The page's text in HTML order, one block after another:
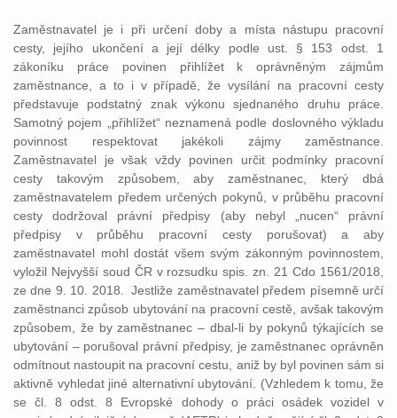
Zaměstnavatel je i při určení doby a místa nástupu pracovní
cesty, jejího ukončení a její délky podle ust. § 153 odst. 1
zákoníku práce povinen přihlížet k oprávněným zájmům
zaměstnance, a to i v případě, že vysílání na pracovní cesty
představuje podstatný znak výkonu sjednaného druhu práce.
Samotný pojem „přihlížet“ neznamená podle doslovného výkladu
povinnost respektovat jakékoli zájmy zaměstnance.
Zaměstnavatel je však vždy povinen určit podmínky pracovní
cesty takovým způsobem, aby zaměstnanec, který dbá
zaměstnavatelem předem určených pokynů, v průběhu pracovní
cesty dodržoval právní předpisy (aby nebyl „nucen“ právní
předpisy v průběhu pracovní cesty porušovat) a aby
zaměstnavatel mohl dostát všem svým zákonným povinnostem,
vyložil Nejvyšší soud ČR v rozsudku spis. zn. 21 Cdo 1561/2018,
ze dne 9. 10. 2018. Jestliže zaměstnavatel předem písemně určí
zaměstnanci způsob ubytování na pracovní cestě, avšak takovým
způsobem, že by zaměstnanec – dbal-li by pokynů týkajících se
ubytování – porušoval právní předpisy, je zaměstnanec oprávněn
odmítnout nastoupit na pracovní cestu, aniž by byl povinen sám si
aktivně vyhledat jiné alternativní ubytování. (Vzhledem k tomu, že
se čl. 8 odst. 8 Evropské dohody o práci osádek vozidel v